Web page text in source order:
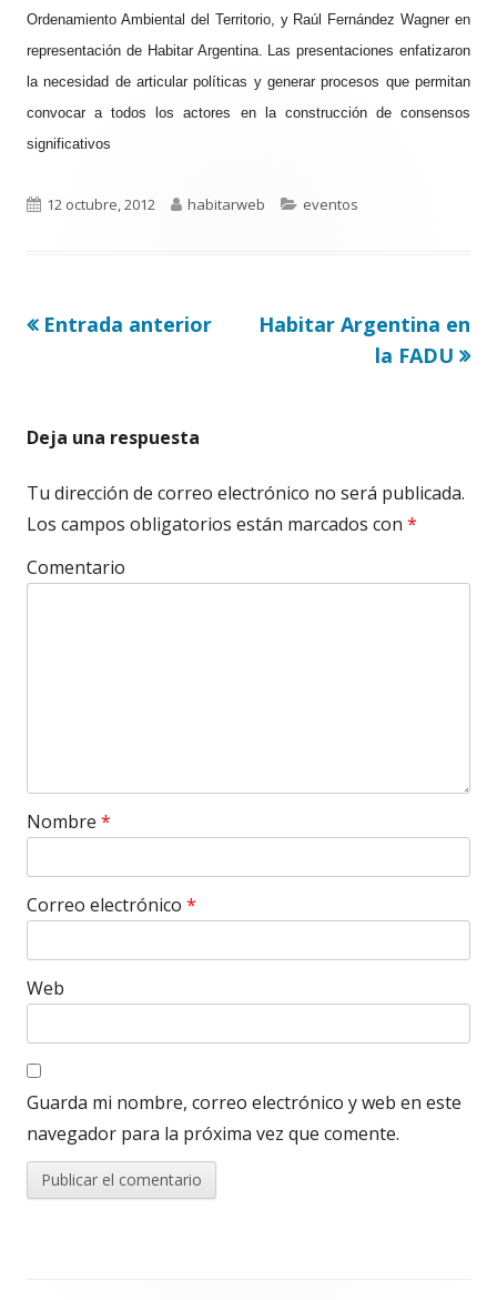
Ordenamiento Ambiental del Territorio, y Raúl Fernández Wagner en
representación de Habitar Argentina. Las presentaciones enfatizaron
la necesidad de articular políticas y generar procesos que permitan
convocar a todos los actores en la construcción de consensos
significativos
Publicado
12 octubre, 2012 Autor
habitarweb Categorías
eventos
Navegación
entradas
Artículo
Entrada anterior
Artículo
Habitar Argentina en
la FADU
Deja una respuesta
Tu dirección de correo electrónico no será publicada.
Los campos obligatorios están marcados con *
Comentario
Nombre *
Correo electrónico *
Web
Guarda mi nombre, correo electrónico y web en este
navegador para la próxima vez que comente.